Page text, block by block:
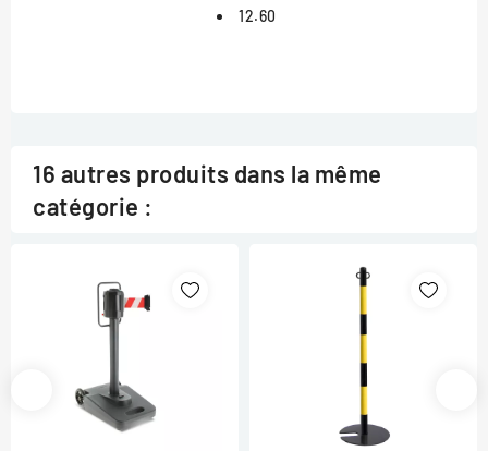
12.60
16 autres produits dans la même
catégorie :